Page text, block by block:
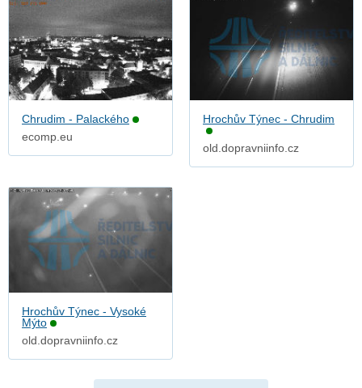
Chrudim - Palackého
ecomp.eu
Hrochův Týnec - Chrudim
old.dopravniinfo.cz
Hrochův Týnec - Vysoké
Mýto
old.dopravniinfo.cz